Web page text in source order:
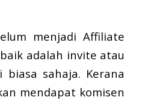
menjadi Affiliate
adalah invite atau
sahaja. Kerana
mendapat komisen